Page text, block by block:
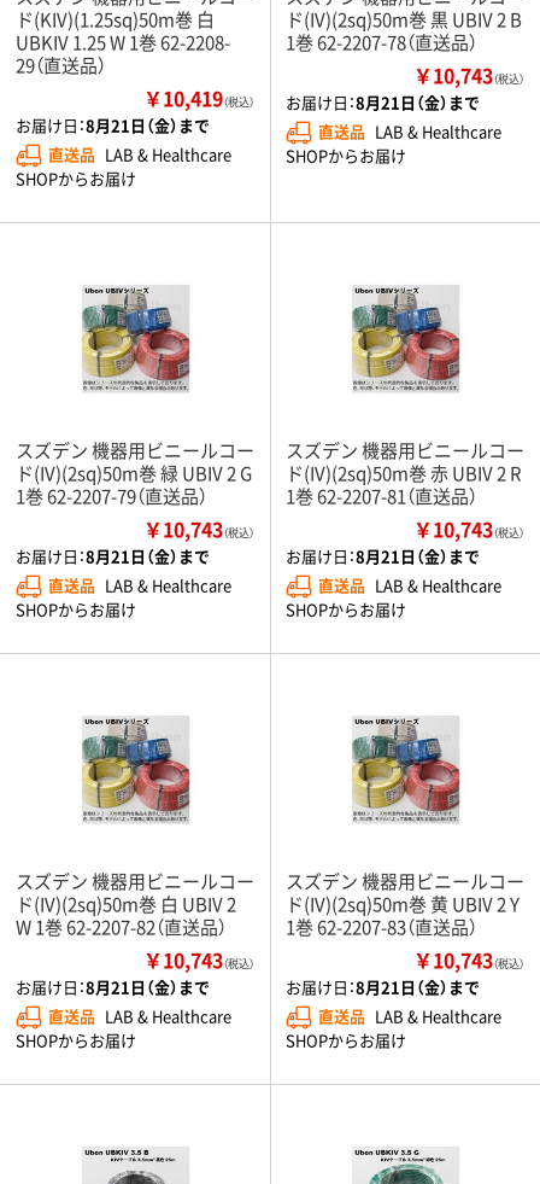
ド(KIV)(1.25sq)50m巻 白
UBKIV 1.25 W 1巻 62-2208-
29（直送品）
￥10,419（税込）
お届け日：8月21日（金）まで
直送品 LAB & Healthcare
SHOPからお届け
ド(IV)(2sq)50m巻 黒 UBIV 2 B
1巻 62-2207-78（直送品）
￥10,743（税込）
お届け日：8月21日（金）まで
直送品 LAB & Healthcare
SHOPからお届け
スズデン 機器用ビニールコー
ド(IV)(2sq)50m巻 緑 UBIV 2 G
1巻 62-2207-79（直送品）
￥10,743（税込）
お届け日：8月21日（金）まで
直送品 LAB & Healthcare
SHOPからお届け
スズデン 機器用ビニールコー
ド(IV)(2sq)50m巻 赤 UBIV 2 R
1巻 62-2207-81（直送品）
￥10,743（税込）
お届け日：8月21日（金）まで
直送品 LAB & Healthcare
SHOPからお届け
スズデン 機器用ビニールコー
ド(IV)(2sq)50m巻 白 UBIV 2
W 1巻 62-2207-82（直送品）
￥10,743（税込）
お届け日：8月21日（金）まで
直送品 LAB & Healthcare
SHOPからお届け
スズデン 機器用ビニールコー
ド(IV)(2sq)50m巻 黄 UBIV 2 Y
1巻 62-2207-83（直送品）
￥10,743（税込）
お届け日：8月21日（金）まで
直送品 LAB & Healthcare
SHOPからお届け